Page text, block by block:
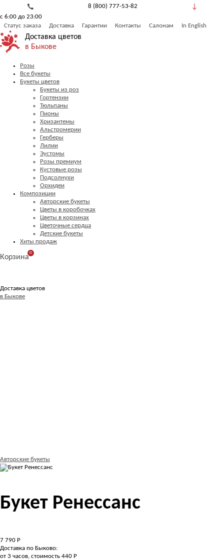
8 (800) 777-53-82
с 6:00 до 23:00
Статус заказа
Доставка Гарантии Контакты Салонам In English
Доставка цветов
в Быкове
Розы
Все букеты
Букеты цветов
Букеты из роз
Гортензии
Тюльпаны
Пионы
Хризантемы
Альстромерии
Герберы
Лилии
Эустомы
Розы премиум
Кустовые розы
Подсолнухи
Орхидеи
Композиции
Авторские букеты
Цветы в коробочках
Цветы в корзинах
Цветочные сердца
Детские букеты
Хиты продаж
Корзина
0
Доставка цветов
в Быкове
Авторские букеты
Букет Ренессанс
7 790 Р
Доставка по Быково:
от 3 часов, стоимость 440 Р